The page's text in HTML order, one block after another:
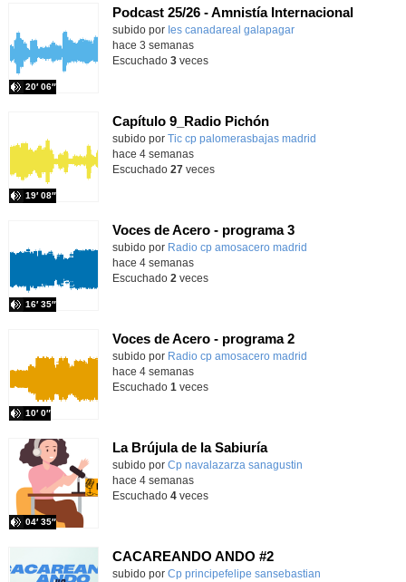
Podcast 25/26 - Amnistía Internacional
subido por Ies canadareal galapagar
20′ 06″
-
hace 3 semanas
Escuchado 3veces
Capítulo 9_Radio Pichón
Contenido educativo.
subido por Tic cp palomerasbajas madrid
19′ 08″
hace 4 semanas
Escuchado 27veces
Voces de Acero - programa 3
Contenido educativo.
subido por Radio cp amosacero madrid
16′ 35″
hace 4 semanas
Escuchado 2 veces
Voces de Acero - programa 2
Contenido educativo.
subido por Radio cp amosacero madrid
10′ 0″
hace 4 semanas
Escuchado 1 veces
La Brújula de la Sabiuría
Contenido educativo.
subido por Cp navalazarza sanagustin
04′ 35″
hace 4 semanas
Escuchado 4veces
CACAREANDO ANDO #2
subido por Cp principefelipe sansebastian